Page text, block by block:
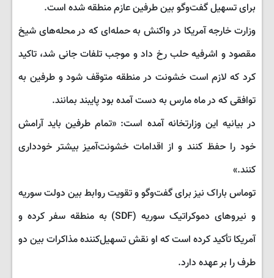
برای تسهیل گفت‌وگو بین طرفین عازم منطقه شده است.
وزارت خارجه آمریکا در واکنش به حمله‌ای که در محله‌های شیخ
مقصود و اشرفیه حلب رخ داد و موجب تلفات جانی شد، تاکید
کرد که لازم است خشونت در منطقه متوقف شود و طرفین به
توافقی که در ماه مارس به دست آمده بود پایبند بمانند.
در بیانیه این وزارتخانه آمده است: «تمام طرفین باید آرامش
خود را حفظ کنند و از اقدامات خشونت‌آمیز بیشتر خودداری
کنند.»
توماس باراک نیز برای گفت‌وگو و تقویت روابط بین دولت سوریه
و نیروهای دموکراتیک سوریه (SDF) به منطقه سفر کرده و
آمریکا تأکید کرده است که او نقش تسهیل‌کننده مذاکرات بین دو
طرف را بر عهده دارد.